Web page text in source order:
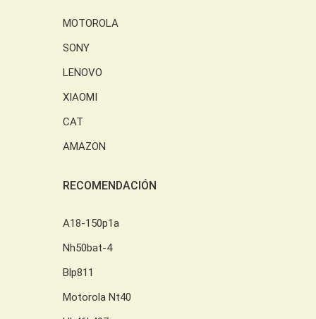
MOTOROLA
SONY
LENOVO
XIAOMI
CAT
AMAZON
RECOMENDACIÓN
A18-150p1a
Nh50bat-4
Blp811
Motorola Nt40